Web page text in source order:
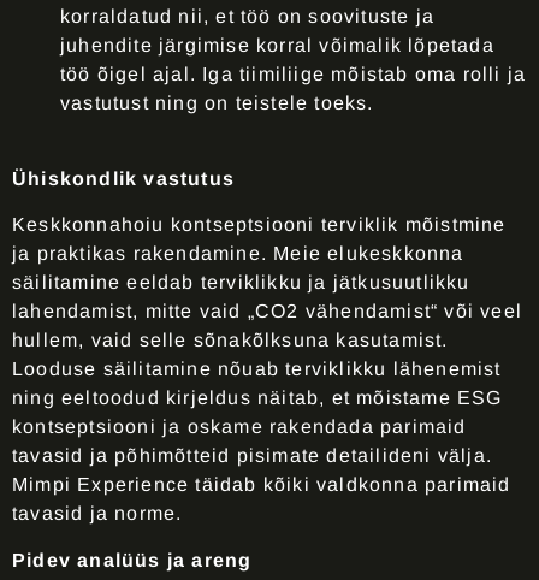
korraldatud nii, et töö on soovituste ja
juhendite järgimise korral võimalik lõpetada
töö õigel ajal. Iga tiimiliige mõistab oma rolli ja
vastutust ning on teistele toeks.
Ühiskondlik vastutus
Keskkonnahoiu kontseptsiooni terviklik mõistmine
ja praktikas rakendamine. Meie elukeskkonna
säilitamine eeldab terviklikku ja jätkusuutlikku
lahendamist, mitte vaid „CO2 vähendamist“ või veel
hullem, vaid selle sõnakõlksuna kasutamist.
Looduse säilitamine nõuab terviklikku lähenemist
ning eeltoodud kirjeldus näitab, et mõistame ESG
kontseptsiooni ja oskame rakendada parimaid
tavasid ja põhimõtteid pisimate detailideni välja.
Mimpi Experience täidab kõiki valdkonna parimaid
tavasid ja norme.
Pidev analüüs ja areng